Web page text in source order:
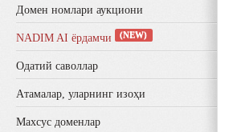
Домен номлари аукциони
NADIM AI ёрдамчи (NEW)
Одатий саволлар
Aтамалар, уларнинг изоҳи
Махсус доменлар